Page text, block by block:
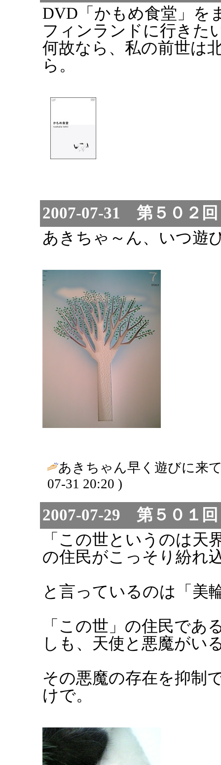
DVD「かもめ食堂」を
フィンランドに行きた
何故なら、私の前世は
ら。
2007-07-31 第５０２
あきちゃ～ん、いつ遊
あきちゃん早く遊びに来
07-31 20:20 )
2007-07-29 第５０１
「この世というのは天
の住民がこっそり紛れ
と言っているのは「美
「この世」の住民であ
しも、天使と悪魔がい
その悪魔の存在を抑制
けで。